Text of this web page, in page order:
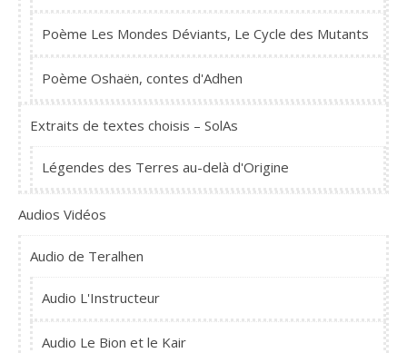
Poème Les Mondes Déviants, Le Cycle des Mutants
Poème Oshaën, contes d'Adhen
Extraits de textes choisis – SolAs
Légendes des Terres au-delà d'Origine
Audios Vidéos
Audio de Teralhen
Audio L'Instructeur
Audio Le Bion et le Kair